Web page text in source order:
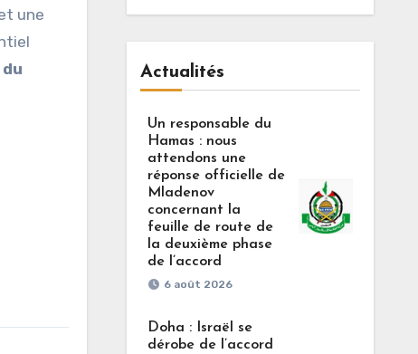
une
Actualités
Un responsable du
Hamas : nous
attendons une
réponse officielle de
Mladenov
concernant la
feuille de route de
la deuxième phase
de l’accord
6 août 2026
Doha : Israël se
dérobe de l’accord